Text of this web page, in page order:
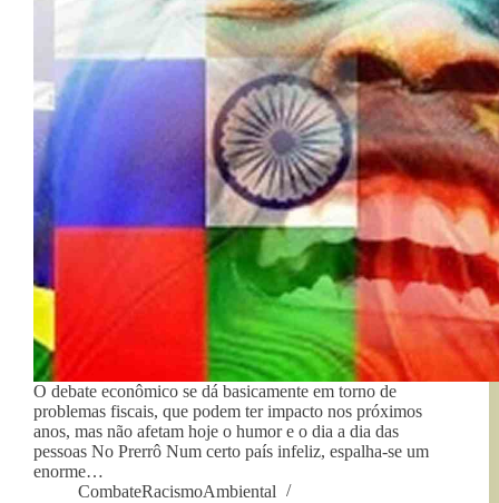
O debate econômico se dá basicamente em torno de
problemas fiscais, que podem ter impacto nos próximos
anos, mas não afetam hoje o humor e o dia a dia das
pessoas No Prerrô Num certo país infeliz, espalha-se um
enorme…
CombateRacismoAmbiental